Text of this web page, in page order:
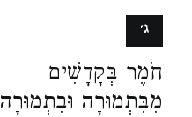
חֹמֶר בְּקָדָשִׁים
מִבִּתְמוּרָה וּבִתְמוּרָה
ג׳